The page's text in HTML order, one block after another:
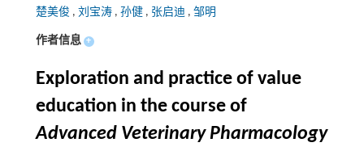
楚美俊 , 刘宝涛 , 孙健 , 张启迪 , 邹明
作者信息 +
Exploration and practice of value
education in the course of
Advanced Veterinary Pharmacology